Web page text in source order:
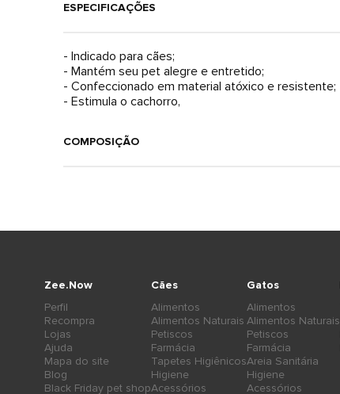
ESPECIFICAÇÕES
- Indicado para cães;
- Mantém seu pet alegre e entretido;
- Confeccionado em material atóxico e resistente;
- Estimula o cachorro,
COMPOSIÇÃO
Cães
Alimentos
Alimentos Naturais
Petiscos
Farmácia
Tapetes Higiênicos
Higiene
Acessórios
Gatos
Alimentos
Alimentos Naturais
Petiscos
Farmácia
Areia Sanitária
Higiene
Acessórios
Zee.Now
Perfil
Recompra
Lojas
Ajuda
Mapa do site
Blog
Black Friday pet shop